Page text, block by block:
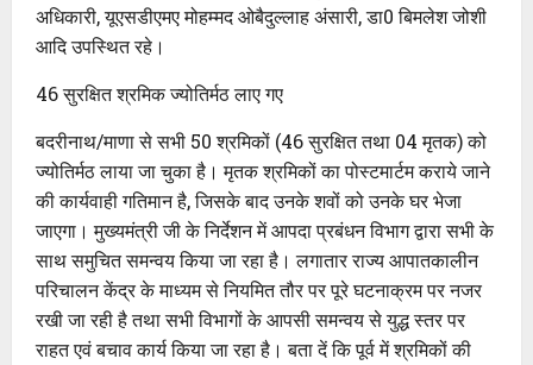
अधिकारी, यूएसडीएमए मोहम्मद ओबैदुल्लाह अंसारी, डा0 बिमलेश जोशी
आदि उपस्थित रहे।
46 सुरक्षित श्रमिक ज्योतिर्मठ लाए गए
बदरीनाथ/माणा से सभी 50 श्रमिकों (46 सुरक्षित तथा 04 मृतक) को
ज्योतिर्मठ लाया जा चुका है। मृतक श्रमिकों का पोस्टमार्टम कराये जाने
की कार्यवाही गतिमान है, जिसके बाद उनके शवों को उनके घर भेजा
जाएगा। मुख्यमंत्री जी के निर्देशन में आपदा प्रबंधन विभाग द्वारा सभी के
साथ समुचित समन्वय किया जा रहा है। लगातार राज्य आपातकालीन
परिचालन केंद्र के माध्यम से नियमित तौर पर पूरे घटनाक्रम पर नजर
रखी जा रही है तथा सभी विभागों के आपसी समन्वय से युद्ध स्तर पर
राहत एवं बचाव कार्य किया जा रहा है। बता दें कि पूर्व में श्रमिकों की